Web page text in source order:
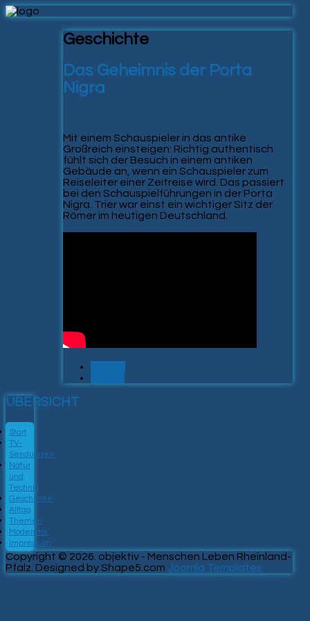
Geschichte
Das Geheimnis der Porta
Nigra
Mit einem Schauspieler in das antike
Großreich einsteigen: Richtig authentisch
fühlt sich der Besuch in einem antiken
Gebäude an, wenn ein Schauspieler zum
Reiseleiter einer Zeitreise wird. Das passiert
bei den Schauspielführungen in der Porta
Nigra. Trier war einst ein wichtiger Sitz der
Römer im heutigen Deutschland.
ÜBERSICHT
Start
TV-
Sendungen
Natur
und
Technik
Geschichte
Alltag
Themen
Moderator
Impressum
Copyright © 2026. objektiv - Menschen Leben Rheinland-
Pfalz. Designed by Shape5.com Joomla Templates